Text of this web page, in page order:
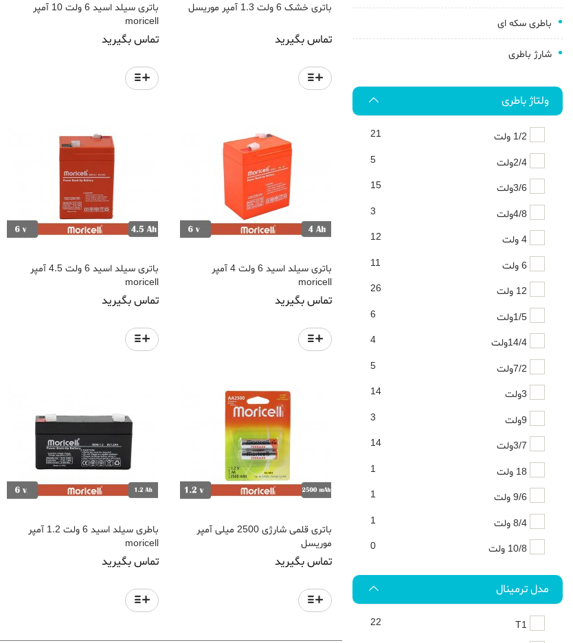
باطری سکه ای
شارژ باطری
ولتاژ باطری
21
5
15
3
12
11
26
6
4
5
14
3
14
1
1
1
0
مدل ترمینال
22
باتری خشک 6 ولت 1.3 آمپر موریسل
تماس بگیرید
باتری سیلد اسید 6 ولت 10 آمپر
moricell
تماس بگیرید
باتری سیلد اسید 6 ولت 4 آمپر
moricell
تماس بگیرید
باتری سیلد اسید 6 ولت 4.5 آمپر
moricell
تماس بگیرید
باتری قلمی شارژی 2500 میلی آمپر
موریسل
تماس بگیرید
باطری سیلد اسید 6 ولت 1.2 آمپر
moricell
تماس بگیرید